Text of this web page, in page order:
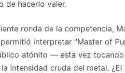
de hacerlo valer.
ronda de la competencia,
interpretar “Master of
atónito — esta vez
intensidad cruda del metal.